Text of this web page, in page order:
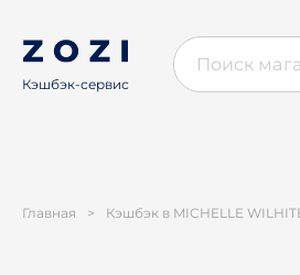
Кэшбэк-сервис
Главная > Кэшбэк в MICHELLE